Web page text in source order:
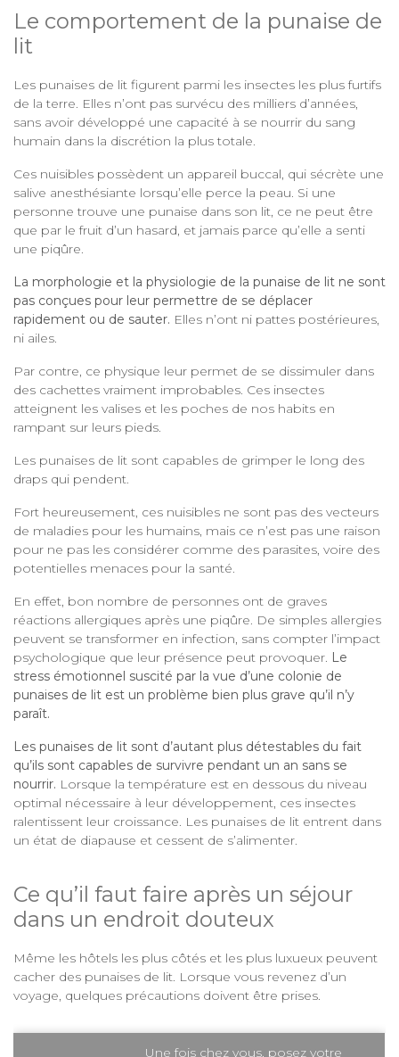
Le comportement de la punaise de
lit
Les punaises de lit figurent parmi les insectes les plus furtifs
de la terre. Elles n’ont pas survécu des milliers d’années,
sans avoir développé une capacité à se nourrir du sang
humain dans la discrétion la plus totale.
Ces nuisibles possèdent un appareil buccal, qui sécrète une
salive anesthésiante lorsqu’elle perce la peau. Si une
personne trouve une punaise dans son lit, ce ne peut être
que par le fruit d’un hasard, et jamais parce qu’elle a senti
une piqûre.
La morphologie et la physiologie de la punaise de lit ne sont
pas conçues pour leur permettre de se déplacer
rapidement ou de sauter. Elles n’ont ni pattes postérieures,
ni ailes.
Par contre, ce physique leur permet de se dissimuler dans
des cachettes vraiment improbables. Ces insectes
atteignent les valises et les poches de nos habits en
rampant sur leurs pieds.
Les punaises de lit sont capables de grimper le long des
draps qui pendent.
Fort heureusement, ces nuisibles ne sont pas des vecteurs
de maladies pour les humains, mais ce n’est pas une raison
pour ne pas les considérer comme des parasites, voire des
potentielles menaces pour la santé.
En effet, bon nombre de personnes ont de graves
réactions allergiques après une piqûre. De simples allergies
peuvent se transformer en infection, sans compter l’impact
psychologique que leur présence peut provoquer. Le
stress émotionnel suscité par la vue d’une colonie de
punaises de lit est un problème bien plus grave qu’il n’y
paraît.
Les punaises de lit sont d’autant plus détestables du fait
qu’ils sont capables de survivre pendant un an sans se
nourrir. Lorsque la température est en dessous du niveau
optimal nécessaire à leur développement, ces insectes
ralentissent leur croissance. Les punaises de lit entrent dans
un état de diapause et cessent de s’alimenter.
Ce qu’il faut faire après un séjour
dans un endroit douteux
Même les hôtels les plus côtés et les plus luxueux peuvent
cacher des punaises de lit. Lorsque vous revenez d’un
voyage, quelques précautions doivent être prises.
Une fois chez vous, posez votre